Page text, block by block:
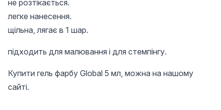
не розтікається.
легке нанесення.
щільна, лягає в 1 шар.
підходить для малювання і для стемпінгу.
Купити гель фарбу Global 5 мл, можна на нашому
сайті.